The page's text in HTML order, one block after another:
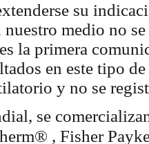
su
nuestro medio no
la primera
en este tipo
y no se
se
, Fisher